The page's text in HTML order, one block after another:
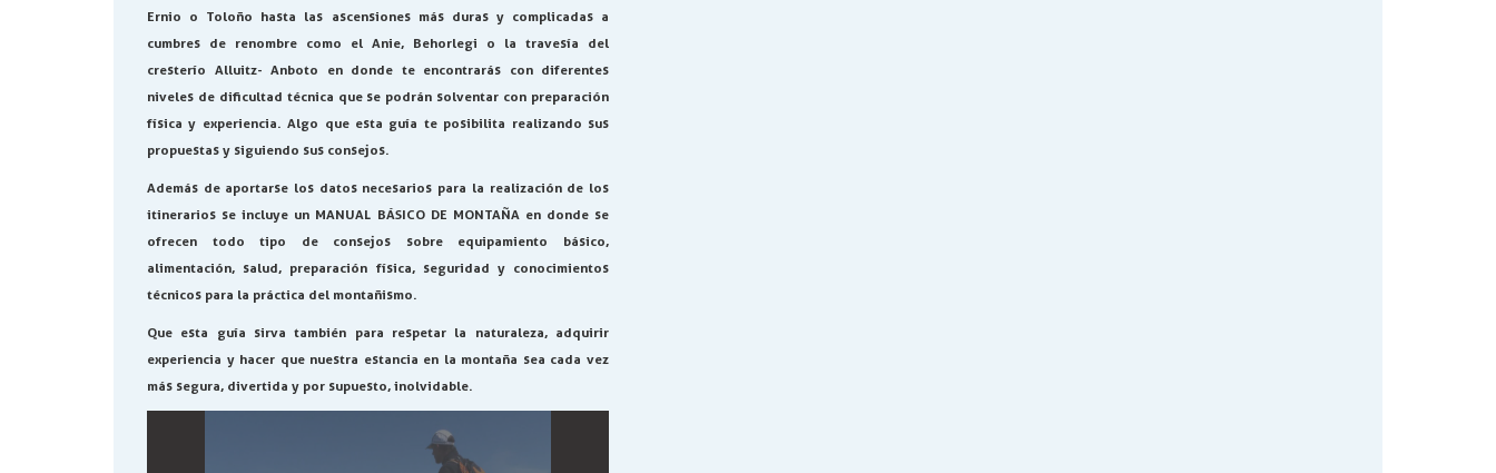
Ernio o Toloño hasta las ascensiones más duras y complicadas a
cumbres de renombre como el Anie, Behorlegi o la travesía del
cresterío Alluitz- Anboto en donde te encontrarás con diferentes
niveles de dificultad técnica que se podrán solventar con preparación
física y experiencia. Algo que esta guía te posibilita realizando sus
propuestas y siguiendo sus consejos.
Además de aportarse los datos necesarios para la realización de los
itinerarios se incluye un MANUAL BÁSICO DE MONTAÑA en donde se
ofrecen todo tipo de consejos sobre equipamiento básico,
alimentación, salud, preparación física, seguridad y conocimientos
técnicos para la práctica del montañismo.
Que esta guía sirva también para respetar la naturaleza, adquirir
experiencia y hacer que nuestra estancia en la montaña sea cada vez
más segura, divertida y por supuesto, inolvidable.